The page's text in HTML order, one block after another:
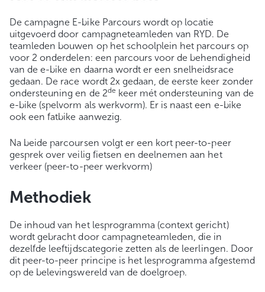
De campagne E-bike Parcours wordt op locatie
uitgevoerd door campagneteamleden van RYD. De
teamleden bouwen op het schoolplein het parcours op
voor 2 onderdelen: een parcours voor de behendigheid
van de e-bike en daarna wordt er een snelheidsrace
gedaan. De race wordt 2x gedaan, de eerste keer zonder
ondersteuning en de 2de keer mét ondersteuning van de
e-bike (spelvorm als werkvorm). Er is naast een e-bike
ook een fatbike aanwezig.
Na beide parcoursen volgt er een kort peer-to-peer
gesprek over veilig fietsen en deelnemen aan het
verkeer (peer-to-peer werkvorm)
Methodiek
De inhoud van het lesprogramma (context gericht)
wordt gebracht door campagneteamleden, die in
dezelfde leeftijdscategorie zetten als de leerlingen. Door
dit peer-to-peer principe is het lesprogramma afgestemd
op de belevingswereld van de doelgroep.